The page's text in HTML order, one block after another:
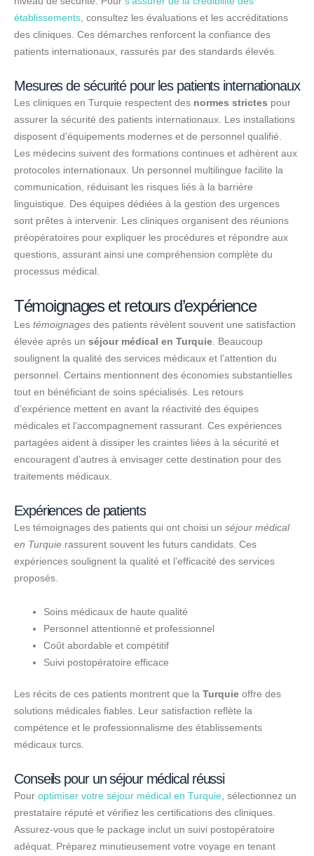
établissements, consultez les évaluations et les accréditations
des cliniques. Ces démarches renforcent la confiance des
patients internationaux, rassurés par des standards élevés.
Mesures de sécurité pour les patients internationaux
Les cliniques en Turquie respectent des normes strictes pour
assurer la sécurité des patients internationaux. Les installations
disposent d’équipements modernes et de personnel qualifié.
Les médecins suivent des formations continues et adhèrent aux
protocoles internationaux. Un personnel multilingue facilite la
communication, réduisant les risques liés à la barrière
linguistique. Des équipes dédiées à la gestion des urgences
sont prêtes à intervenir. Les cliniques organisent des réunions
préopératoires pour expliquer les procédures et répondre aux
questions, assurant ainsi une compréhension complète du
processus médical.
Témoignages et retours d’expérience
Les témoignages des patients révèlent souvent une satisfaction
élevée après un séjour médical en Turquie. Beaucoup
soulignent la qualité des services médicaux et l’attention du
personnel. Certains mentionnent des économies substantielles
tout en bénéficiant de soins spécialisés. Les retours
d’expérience mettent en avant la réactivité des équipes
médicales et l’accompagnement rassurant. Ces expériences
partagées aident à dissiper les craintes liées à la sécurité et
encouragent d’autres à envisager cette destination pour des
traitements médicaux.
Expériences de patients
Les témoignages des patients qui ont choisi un séjour médical
en Turquie rassurent souvent les futurs candidats. Ces
expériences soulignent la qualité et l’efficacité des services
proposés.
Soins médicaux de haute qualité
Personnel attentionné et professionnel
Coût abordable et compétitif
Suivi postopératoire efficace
Les récits de ces patients montrent que la Turquie offre des
solutions médicales fiables. Leur satisfaction reflète la
compétence et le professionnalisme des établissements
médicaux turcs.
Conseils pour un séjour médical réussi
Pour optimiser votre séjour médical en Turquie , sélectionnez un
prestataire réputé et vérifiez les certifications des cliniques.
Assurez-vous que le package inclut un suivi postopératoire
adéquat. Préparez minutieusement votre voyage en tenant